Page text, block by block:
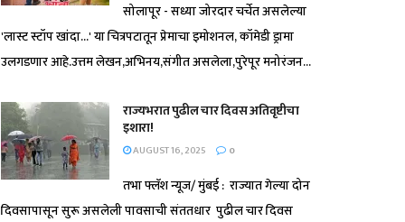
सोलापूर - सध्या जोरदार चर्चेत असलेल्या
'लास्ट स्टॉप खांदा...' या चित्रपटातून प्रेमाचा इमोशनल, कॉमेडी ड्रामा
उलगडणार आहे.उत्तम लेखन,अभिनय,संगीत असलेला,पुरेपूर मनोरंजन...
राज्यभरात पुढील चार दिवस अतिवृष्टीचा
इशारा!
AUGUST 16, 2025 0
तभा फ्लॅश न्यूज/ मुंबई : राज्यात गेल्या दोन
दिवसापासून सुरू असलेली पावसाची संततधार पुढील चार दिवस